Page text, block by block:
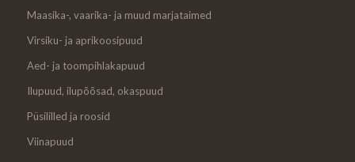
Maasika-, vaarika- ja muud marjataimed
Virsiku- ja aprikoosipuud
Aed- ja toompihlakapuud
Ilupuud, ilupõõsad, okaspuud
Püsililled ja roosid
Viinapuud